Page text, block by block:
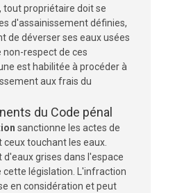
, tout propriétaire doit se
d'assainissement définies,
de déverser ses eaux usées
non-respect de ces
est habilitée à procéder à
aux frais du
du Code pénal
sanctionne les actes de
touchant les eaux.
grises dans l'espace
cette législation. L'infraction
en considération et peut